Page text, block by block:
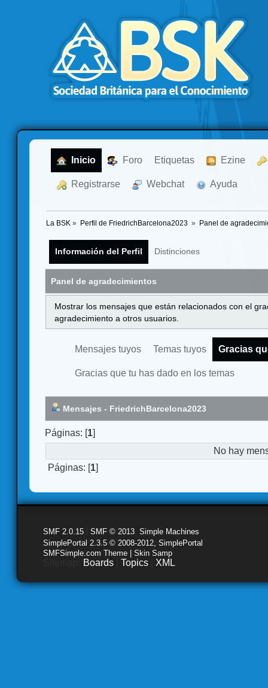
Inicio Foro Etiquetas Ezine
Registrarse Webchat Ayuda
La BSK » Perfil de FriedrichBarcelona2023 » Panel de
Información del Perfil Distinciones
Panel de agradecimientos
Mostrar los mensajes que están relacionados con el
agradecimiento a otros usuarios.
Mensajes tuyos Temas tuyos Gracias
Gracias que tu has dado en los temas
Mensajes - FriedrichBarcelona2023
Páginas: [1]
No hay
Páginas: [1]
SMF 2.0.15 SMF © 2013 Simple Machines
SimplePortal 2.3.5 © 2008-2012, SimplePortal
SMFSimple.com Theme | Skin Samp
Boards Topics XML